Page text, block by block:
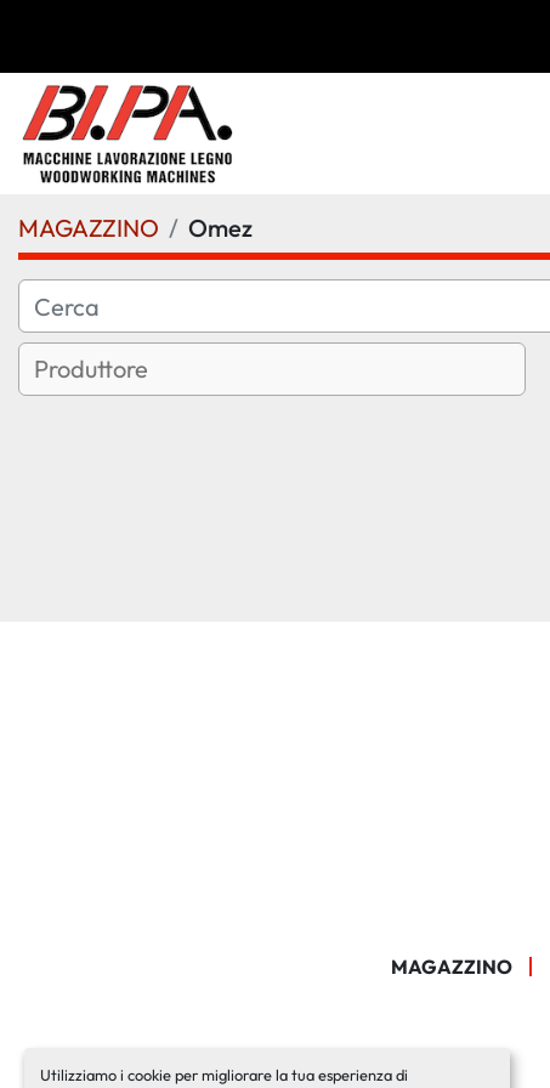
Utilizziamo i cookie per migliorare la tua esperienza di
MAGAZZINO Omez
MAGAZZINO